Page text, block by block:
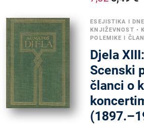
ESEJISTIKA I
KNJIŽEVNOST •
POLEMIKE I
Djela
Scenski
članci o